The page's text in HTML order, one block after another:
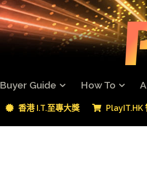
Buyer Guide How To
香港 I.T.至專大獎 PlayIT.HK